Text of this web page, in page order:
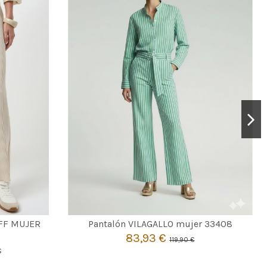
MUJER
Pantalón VILAGALLO mujer 33408
83,93 €119,90 €
CRUDO
42
 Añadir al carrito